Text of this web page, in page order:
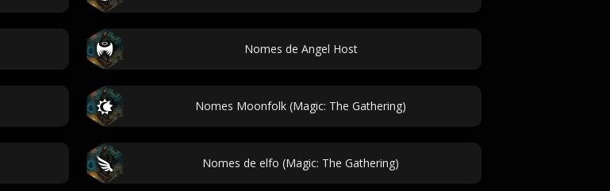
Nomes de Angel Host
Nomes Moonfolk (Magic: The Gathering)
Nomes de elfo (Magic: The Gathering)